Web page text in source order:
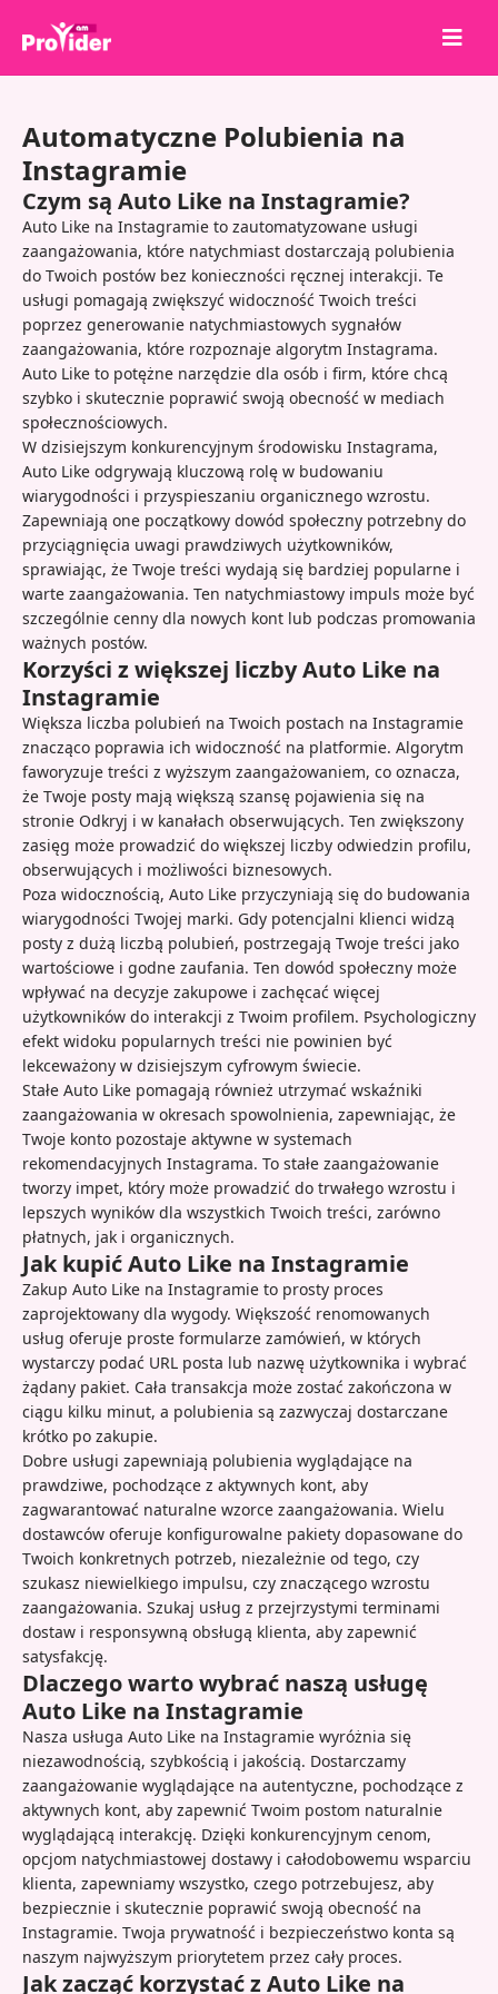
O nas
Zaloguj się
Zarejestruj się
Usługi
API
Warunki
Blog
Automatyczne Polubienia na
Instagramie
Czym są Auto Like na Instagramie?
Auto Like na Instagramie to zautomatyzowane usługi
zaangażowania, które natychmiast dostarczają polubienia
do Twoich postów bez konieczności ręcznej interakcji. Te
usługi pomagają zwiększyć widoczność Twoich treści
poprzez generowanie natychmiastowych sygnałów
zaangażowania, które rozpoznaje algorytm Instagrama.
Auto Like to potężne narzędzie dla osób i firm, które chcą
szybko i skutecznie poprawić swoją obecność w mediach
społecznościowych.
W dzisiejszym konkurencyjnym środowisku Instagrama,
Auto Like odgrywają kluczową rolę w budowaniu
wiarygodności i przyspieszaniu organicznego wzrostu.
Zapewniają one początkowy dowód społeczny potrzebny do
przyciągnięcia uwagi prawdziwych użytkowników,
sprawiając, że Twoje treści wydają się bardziej popularne i
warte zaangażowania. Ten natychmiastowy impuls może być
szczególnie cenny dla nowych kont lub podczas promowania
ważnych postów.
Korzyści z większej liczby Auto Like na
Instagramie
Większa liczba polubień na Twoich postach na Instagramie
znacząco poprawia ich widoczność na platformie. Algorytm
faworyzuje treści z wyższym zaangażowaniem, co oznacza,
że Twoje posty mają większą szansę pojawienia się na
stronie Odkryj i w kanałach obserwujących. Ten zwiększony
zasięg może prowadzić do większej liczby odwiedzin profilu,
obserwujących i możliwości biznesowych.
Poza widocznością, Auto Like przyczyniają się do budowania
wiarygodności Twojej marki. Gdy potencjalni klienci widzą
posty z dużą liczbą polubień, postrzegają Twoje treści jako
wartościowe i godne zaufania. Ten dowód społeczny może
wpływać na decyzje zakupowe i zachęcać więcej
użytkowników do interakcji z Twoim profilem. Psychologiczny
efekt widoku popularnych treści nie powinien być
lekceważony w dzisiejszym cyfrowym świecie.
Stałe Auto Like pomagają również utrzymać wskaźniki
zaangażowania w okresach spowolnienia, zapewniając, że
Twoje konto pozostaje aktywne w systemach
rekomendacyjnych Instagrama. To stałe zaangażowanie
tworzy impet, który może prowadzić do trwałego wzrostu i
lepszych wyników dla wszystkich Twoich treści, zarówno
płatnych, jak i organicznych.
Jak kupić Auto Like na Instagramie
Zakup Auto Like na Instagramie to prosty proces
zaprojektowany dla wygody. Większość renomowanych
usług oferuje proste formularze zamówień, w których
wystarczy podać URL posta lub nazwę użytkownika i wybrać
żądany pakiet. Cała transakcja może zostać zakończona w
ciągu kilku minut, a polubienia są zazwyczaj dostarczane
krótko po zakupie.
Dobre usługi zapewniają polubienia wyglądające na
prawdziwe, pochodzące z aktywnych kont, aby
zagwarantować naturalne wzorce zaangażowania. Wielu
dostawców oferuje konfigurowalne pakiety dopasowane do
Twoich konkretnych potrzeb, niezależnie od tego, czy
szukasz niewielkiego impulsu, czy znaczącego wzrostu
zaangażowania. Szukaj usług z przejrzystymi terminami
dostaw i responsywną obsługą klienta, aby zapewnić
satysfakcję.
Dlaczego warto wybrać naszą usługę
Auto Like na Instagramie
Nasza usługa Auto Like na Instagramie wyróżnia się
niezawodnością, szybkością i jakością. Dostarczamy
zaangażowanie wyglądające na autentyczne, pochodzące z
aktywnych kont, aby zapewnić Twoim postom naturalnie
wyglądającą interakcję. Dzięki konkurencyjnym cenom,
opcjom natychmiastowej dostawy i całodobowemu wsparciu
klienta, zapewniamy wszystko, czego potrzebujesz, aby
bezpiecznie i skutecznie poprawić swoją obecność na
Instagramie. Twoja prywatność i bezpieczeństwo konta są
naszym najwyższym priorytetem przez cały proces.
Jak zacząć korzystać z Auto Like na